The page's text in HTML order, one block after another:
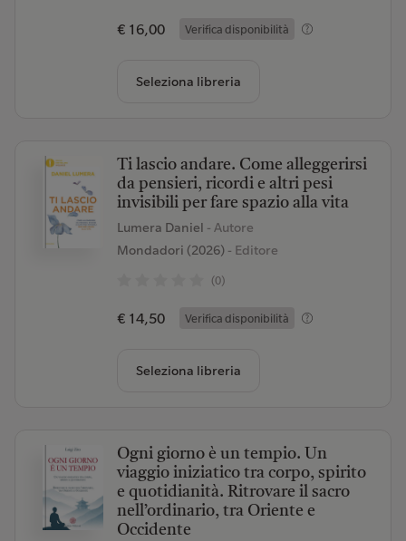
€ 16,00 Verifica disponibilità
Seleziona libreria
Ti lascio andare. Come alleggerirsi
da pensieri, ricordi e altri pesi
invisibili per fare spazio alla vita
Lumera Daniel - Autore
Mondadori (2026)- Editore
(0)
€ 14,50 Verifica disponibilità
Seleziona libreria
Ogni giorno è un tempio. Un
viaggio iniziatico tra corpo, spirito
e quotidianità. Ritrovare il sacro
nell’ordinario, tra Oriente e
Occidente